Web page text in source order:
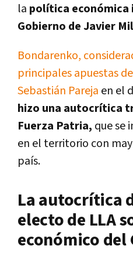
la política económica
Gobierno de Javier
Bondarenko,
principales apuestas
Sebastián Pareja en el
hizo una autocrítica
Fuerza Patria, que se
en el territorio con
país.
La autocrítica
electo de LLA
económico del